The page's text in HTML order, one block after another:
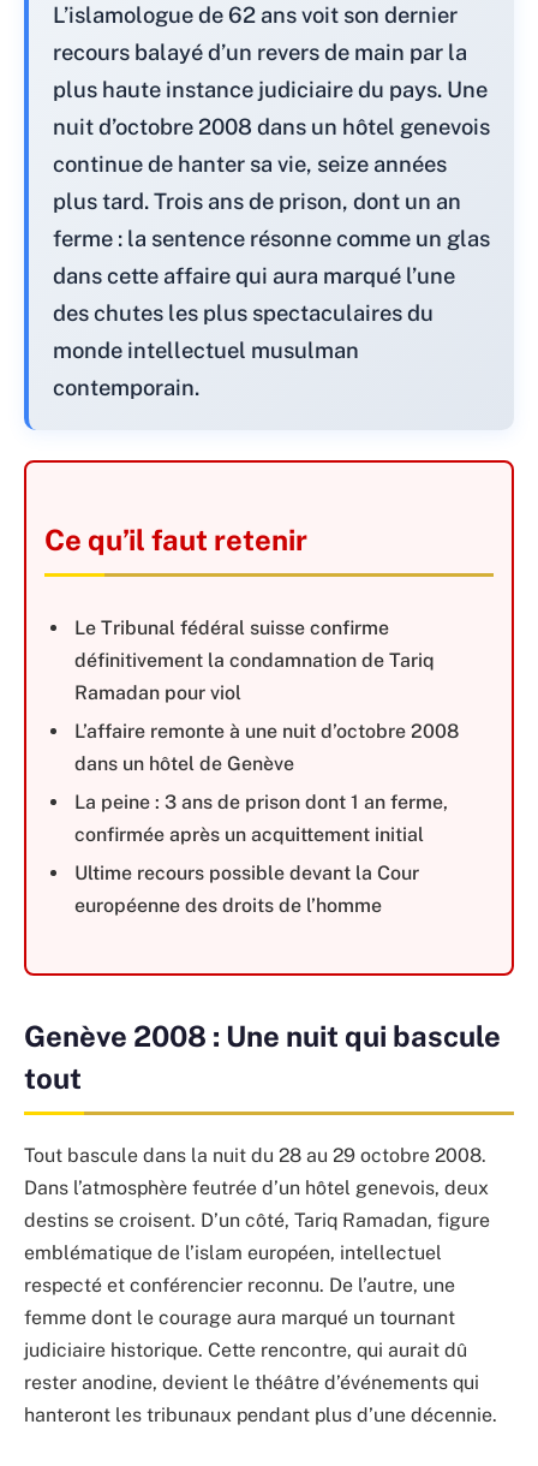
L’islamologue de 62 ans voit son dernier
recours balayé d’un revers de main par la
plus haute instance judiciaire du pays. Une
nuit d’octobre 2008 dans un hôtel genevois
continue de hanter sa vie, seize années
plus tard. Trois ans de prison, dont un an
ferme : la sentence résonne comme un glas
dans cette affaire qui aura marqué l’une
des chutes les plus spectaculaires du
monde intellectuel musulman
contemporain.
Ce qu’il faut retenir
Le Tribunal fédéral suisse confirme
définitivement la condamnation de Tariq
Ramadan pour viol
L’affaire remonte à une nuit d’octobre 2008
dans un hôtel de Genève
La peine : 3 ans de prison dont 1 an ferme,
confirmée après un acquittement initial
Ultime recours possible devant la Cour
européenne des droits de l’homme
Genève 2008 : Une nuit qui bascule
tout
Tout bascule dans la nuit du 28 au 29 octobre 2008.
Dans l’atmosphère feutrée d’un hôtel genevois, deux
destins se croisent. D’un côté, Tariq Ramadan, figure
emblématique de l’islam européen, intellectuel
respecté et conférencier reconnu. De l’autre, une
femme dont le courage aura marqué un tournant
judiciaire historique. Cette rencontre, qui aurait dû
rester anodine, devient le théâtre d’événements qui
hanteront les tribunaux pendant plus d’une décennie.